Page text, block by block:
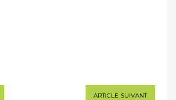
ARTICLE SUIVANT